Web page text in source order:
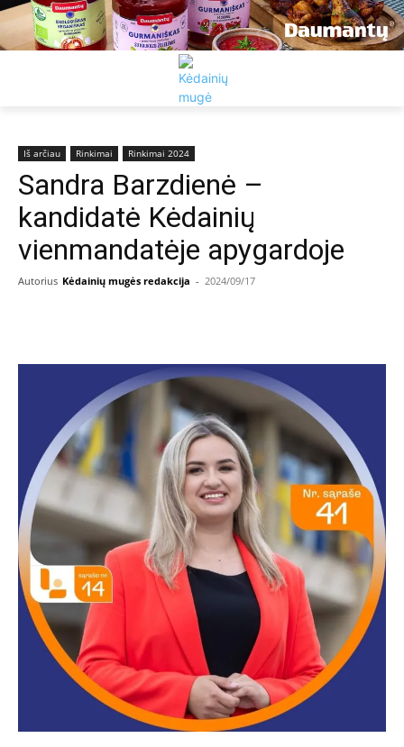
Iš arčiau Rinkimai Rinkimai 2024
Sandra Barzdienė –
kandidatė Kėdainių
vienmandatėje apygardoje
Autorius Kėdainių mugės redakcija - 2024/09/17